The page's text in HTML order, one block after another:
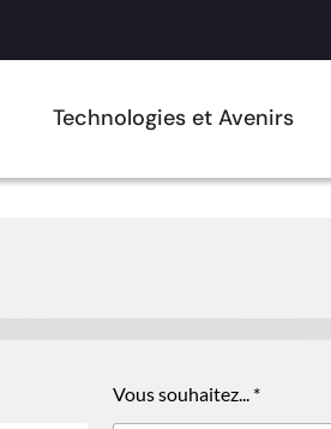
Technologies et Avenirs
Vous souhaitez... *